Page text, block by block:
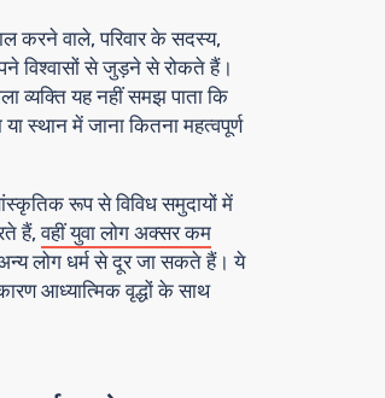
करने वाले, परिवार के सदस्य,
विश्वासों से जुड़ने से रोकते हैं।
व्यक्ति यह नहीं समझ पाता कि
स्थान में जाना कितना महत्वपूर्ण
रूप से विविध समुदायों में
हैं,वहीं युवा लोग अक्सर कम
लोग धर्म से दूर जा सकते हैं। ये
आध्यात्मिक वृद्धों के साथ